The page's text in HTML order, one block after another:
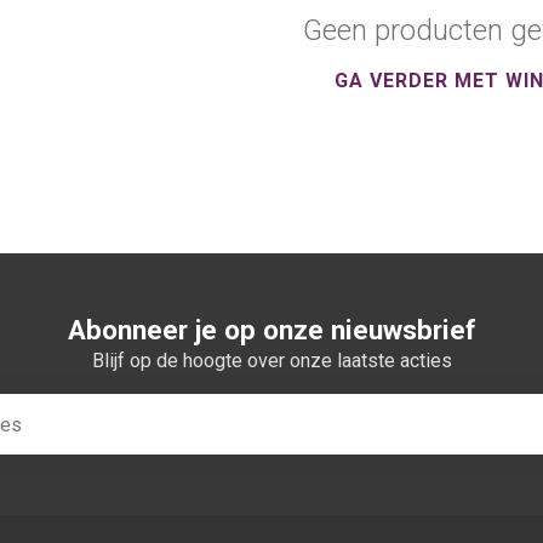
Geen producten
GA VERDER MET
Abonneer je op onze nieuwsbrief
Blijf op de hoogte over onze laatste acties